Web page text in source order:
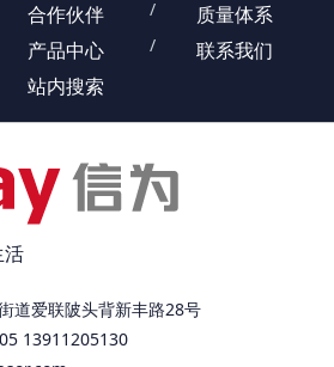
合作伙伴
质量体系
产品中心
联系我们
站内搜索
活
道爱联陂头背新丰路28号
13911205130